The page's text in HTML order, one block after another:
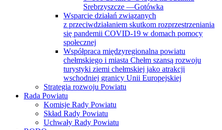
Współpraca międzyregionalna powiatu
chełmskiego i miasta Chełm szansą rozwoju
turystyki ziemi chełmskiej jako atrakcji
wschodniej granicy Unii Europejskiej
Strategia rozwoju Powiatu
Rada Powiatu
Komisje Rady Powiatu
Skład Rady Powiatu
Uchwały Rady Powiatu
RODO
Spis telefonów
Stan przejezdności dróg
STAROSTWO
Kierownictwo